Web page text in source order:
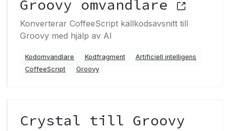
Groovy omvandlare
Konverterar CoffeeScript källkodsavsnitt till
Groovy med hjälp av AI
Kodomvandlare Kodfragment
Artificiell intelligens
CoffeeScript
Groovy
Crystal till Groovy